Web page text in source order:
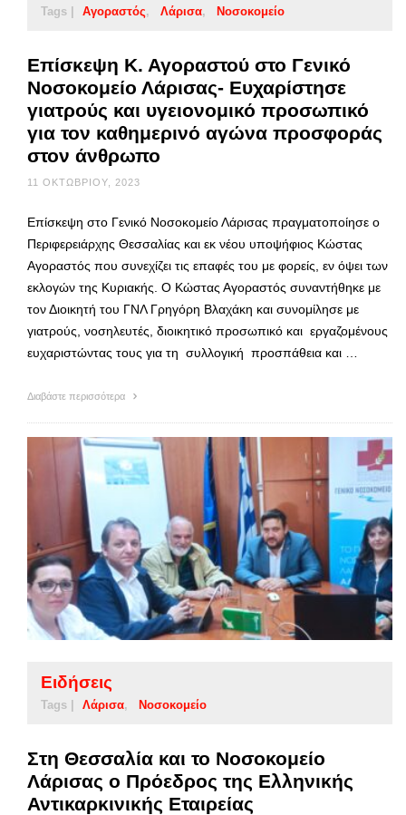
Tags | Αγοραστός Λάρισα Νοσοκομείο
Επίσκεψη Κ. Αγοραστού στο Γενικό
Νοσοκομείο Λάρισας- Ευχαρίστησε
γιατρούς και υγειονομικό προσωπικό
για τον καθημερινό αγώνα προσφοράς
στον άνθρωπο
11 ΟΚΤΩΒΡΊΟΥ, 2023
Επίσκεψη στο Γενικό Νοσοκομείο Λάρισας πραγματοποίησε ο
Περιφερειάρχης Θεσσαλίας και εκ νέου υποψήφιος Κώστας
Αγοραστός που συνεχίζει τις επαφές του με φορείς, εν όψει των
εκλογών της Κυριακής. Ο Κώστας Αγοραστός συναντήθηκε με
τον Διοικητή του ΓΝΛ Γρηγόρη Βλαχάκη και συνομίλησε με
γιατρούς, νοσηλευτές, διοικητικό προσωπικό και εργαζομένους
ευχαριστώντας τους για τη συλλογική προσπάθεια και …
Διαβάστε περισσότερα
Ειδήσεις
Tags | Λάρισα Νοσοκομείο
Στη Θεσσαλία και το Νοσοκομείο
Λάρισας ο Πρόεδρος της Ελληνικής
Αντικαρκινικής Εταιρείας